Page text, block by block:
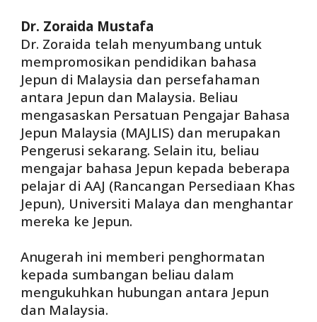
Dr. Zoraida Mustafa
Dr. Zoraida telah menyumbang untuk
mempromosikan pendidikan bahasa
Jepun di Malaysia dan persefahaman
antara Jepun dan Malaysia. Beliau
mengasaskan Persatuan Pengajar Bahasa
Jepun Malaysia (MAJLIS) dan merupakan
Pengerusi sekarang. Selain itu, beliau
mengajar bahasa Jepun kepada beberapa
pelajar di AAJ (Rancangan Persediaan Khas
Jepun), Universiti Malaya dan menghantar
mereka ke Jepun.
Anugerah ini memberi penghormatan
kepada sumbangan beliau dalam
mengukuhkan hubungan antara Jepun
dan Malaysia.